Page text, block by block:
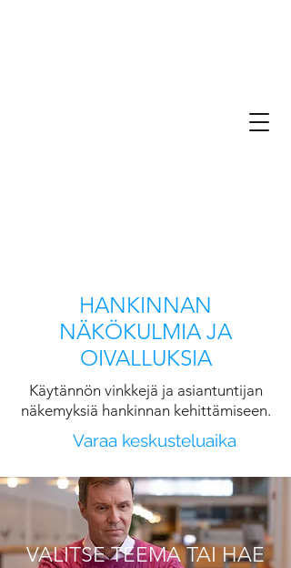
HANKINNAN
NÄKÖKULMIA JA
OIVALLUKSIA
Käytännön vinkkejä ja asiantuntijan
näkemyksiä hankinnan kehittämiseen.
Varaa keskusteluaika
VALITSE TEEMA TAI HAE